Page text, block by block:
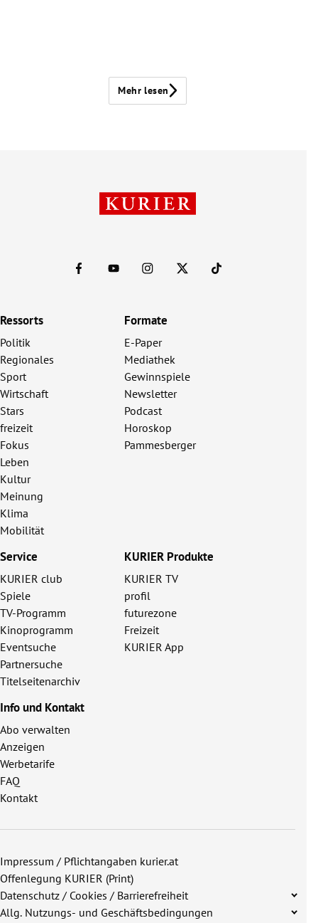
Mehr lesen
Ressorts
Politik
Regionales
Sport
Wirtschaft
Stars
freizeit
Fokus
Leben
Kultur
Meinung
Klima
Mobilität
Formate
E-Paper
Mediathek
Gewinnspiele
Newsletter
Podcast
Horoskop
Pammesberger
Service
KURIER club
Spiele
TV-Programm
Kinoprogramm
Eventsuche
Partnersuche
Titelseitenarchiv
KURIER Produkte
KURIER TV
profil
futurezone
Freizeit
KURIER App
Info und Kontakt
Abo verwalten
Anzeigen
Werbetarife
FAQ
Kontakt
Impressum / Pflichtangaben kurier.at
Offenlegung KURIER (Print)
Datenschutz / Cookies / Barrierefreiheit
Allg. Nutzungs- und Geschäftsbedingungen